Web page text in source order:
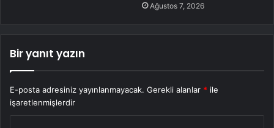
Ağustos 7, 2026
Bir yanıt yazın
E-posta adresiniz yayınlanmayacak. Gerekli alanlar * ile
işaretlenmişlerdir